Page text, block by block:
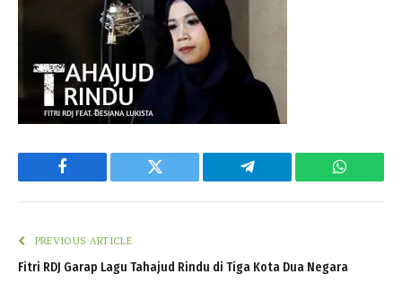
Facebook Twitter Telegram
PREVIOUS ARTICLE
Fitri RDJ Garap Lagu Tahajud Rindu di Tiga Kota Dua Negara